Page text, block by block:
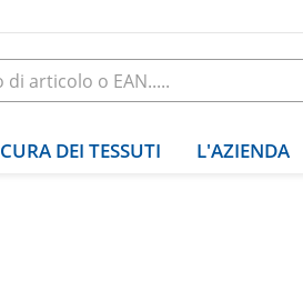
CURA DEI TESSUTI L'AZIENDA